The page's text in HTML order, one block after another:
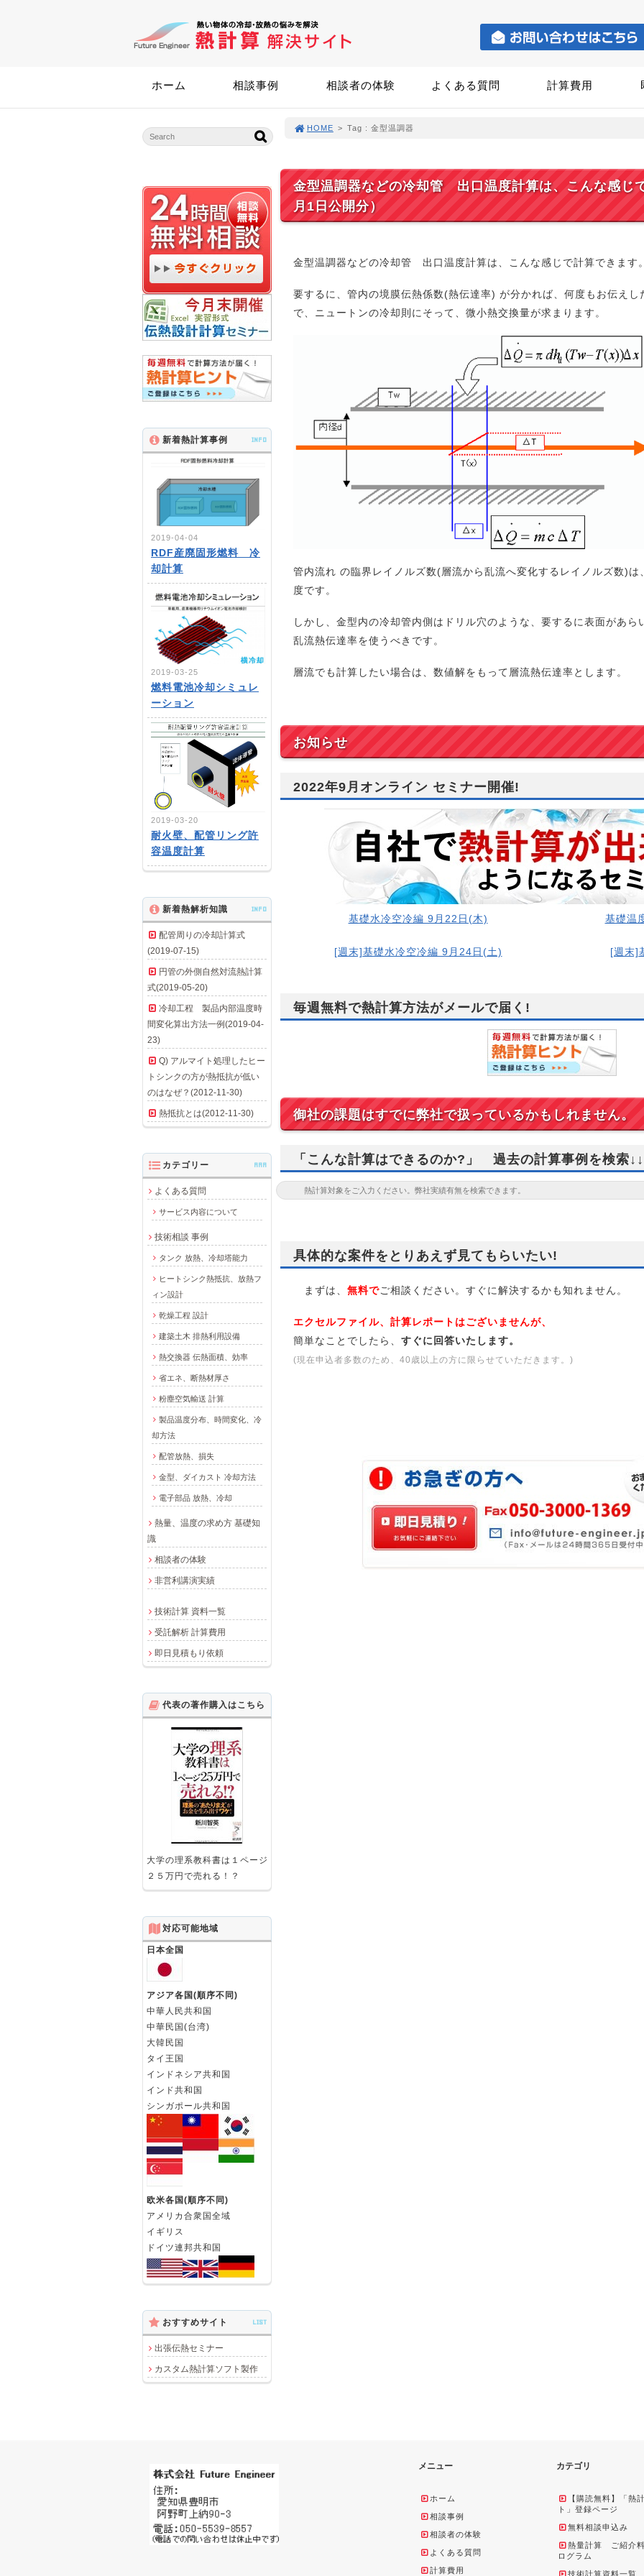
ホーム 相談事例 相談者の体験 よくある質問 計算費用
HOME > Tag : 金型温調器
金型温調器などの冷却管 出口温度計算は、こんな感じ
月1日公開分）
金型温調器などの冷却管 出口温度計算は、こんな感じで計算できます
要するに、管内の境膜伝熱係数(熱伝達率) が分かれば、何度もお伝え
で、ニュートンの冷却則にそって、微小熱交換量が求まります。
管内流れ の臨界レイノルズ数(層流から乱流へ変化するレイノルズ数)
度です。
しかし、金型内の冷却管内側はドリル穴のような、要するに表面があ
乱流熱伝達率を使うべきです。
層流でも計算したい場合は、数値解をもって層流熱伝達率とします。
お知らせ
2022年9月オンライン セミナー開催!
基礎水冷空冷編 9月22日(木) 基礎温
[週末]基礎水冷空冷編 9月24日(土) [週末]
毎週無料で熱計算方法がメールで届く!
御社の課題はすでに弊社で扱っているかもしれません。
「こんな計算はできるのか?」 過去の計算事例を検索
具体的な案件をとりあえず見てもらいたい!
まずは、 無料でご相談ください。すぐに解決するかも知れません。
エクセルファイル、計算レポートはございませんが、
簡単なことでしたら、 すぐに回答いたします。
(現在申込者多数のため、40歳以上の方に限らせていただきます。)
新着熱計算事例 INFO
2019-04-04
RDF産廃固形燃料 冷
却計算
2019-03-25
燃料電池冷却シミュレ
ーション
2019-03-20
耐火壁、配管リング許
容温度計算
新着熱解析知識 INFO
配管周りの冷却計算式
(2019-07-15)
円管の外側自然対流熱計算
式(2019-05-20)
冷却工程 製品内部温度時
間変化算出方法一例(2019-04-
23)
Q) アルマイト処理したヒー
トシンクの方が熱抵抗が低い
のはなぜ？(2012-11-30)
熱抵抗とは(2012-11-30)
カテゴリー AAA
よくある質問
サービス内容について
技術相談 事例
タンク 放熱、冷却塔能力
ヒートシンク熱抵抗、放熱フ
ィン設計
乾燥工程 設計
建築土木 排熱利用設備
熱交換器 伝熱面積、効率
省エネ、断熱材厚さ
粉塵空気輸送 計算
製品温度分布、時間変化、冷
却方法
配管放熱、損失
金型、ダイカスト 冷却方法
電子部品 放熱、冷却
熱量、温度の求め方 基礎知
識
相談者の体験
非営利講演実績
技術計算 資料一覧
受託解析 計算費用
即日見積もり依頼
代表の著作購入はこちら
大学の理系教科書は１ページ
２５万円で売れる！？
対応可能地域
日本全国
アジア各国(順序不同)
中華人民共和国
中華民国(台湾)
大韓民国
タイ王国
インドネシア共和国
インド共和国
シンガポール共和国
欧米各国(順序不同)
アメリカ合衆国全域
イギリス
ドイツ連邦共和国
おすすめサイト LIST
出張伝熱セミナー
カスタム熱計算ソフト製作
メニュー
ホーム
相談事例
相談者の体験
よくある質問
計算費用
カテゴリ
【購読無料】「熱
ト」登録ページ
無料相談申込み
熱量計算 ご紹介
ログラム
技術計算資料一覧